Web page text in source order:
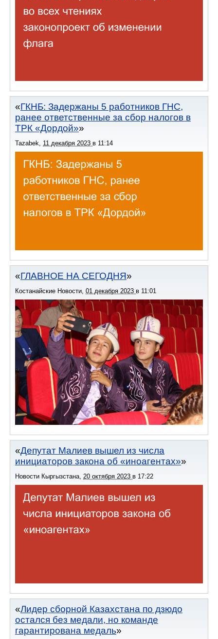
ГКНБ: Задержаны 5 работников ГНС,
ранее ответственные за сбор налогов в
ТРК «Дордой»
Tazabek, 11 декабря 2023 в 11:14
ГЛАВНОЕ НА СЕГОДНЯ
Костанайские Новости 01 декабря 2023 в 11:01
Депутат Малиев вышел из числа
инициаторов закона об «иноагентах»
Новости Кыргызстана 20 октября 2023 в 17:22
Лидер сборной Казахстана по дзюдо
остался без медали, но команде
гарантирована медаль